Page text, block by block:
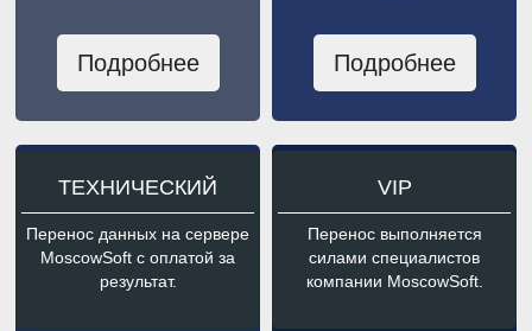
Подробнее Подробнее
ТЕХНИЧЕСКИЙ
Перенос данных на сервере
MoscowSoft с оплатой за
результат.
VIP
Перенос выполняется
силами специалистов
компании MoscowSoft.